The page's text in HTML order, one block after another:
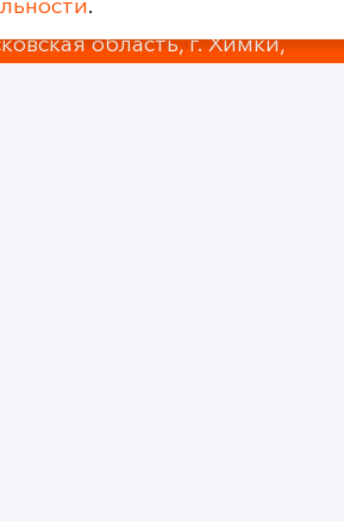
область, г. Химки,
34, БЦ «Helios-Country»